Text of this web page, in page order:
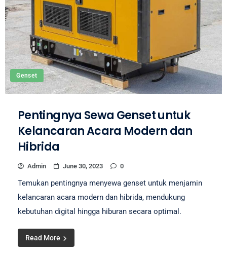
Genset
Pentingnya Sewa Genset untuk
Kelancaran Acara Modern dan
Hibrida
Admin June 30, 2023 0
Temukan pentingnya menyewa genset untuk menjamin
kelancaran acara modern dan hibrida, mendukung
kebutuhan digital hingga hiburan secara optimal.
Read More